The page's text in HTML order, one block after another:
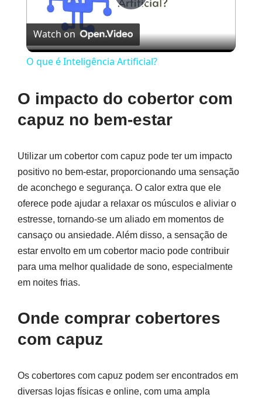
Play
Video
Watch on
O que é Inteligência Artificial?
O impacto do cobertor com
capuz no bem-estar
Utilizar um cobertor com capuz pode ter um impacto
positivo no bem-estar, proporcionando uma sensação
de aconchego e segurança. O calor extra que ele
oferece pode ajudar a relaxar os músculos e aliviar o
estresse, tornando-se um aliado em momentos de
cansaço ou ansiedade. Além disso, a sensação de
estar envolto em um cobertor macio pode contribuir
para uma melhor qualidade de sono, especialmente
em noites frias.
Onde comprar cobertores
com capuz
Os cobertores com capuz podem ser encontrados em
diversas lojas físicas e online, com uma ampla